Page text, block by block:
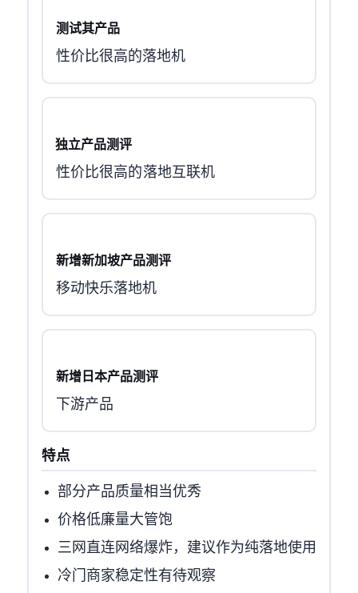
测试其TEX1产品
性价比很高的落地机
Taipei独立ip产品测评
性价比很高的TW落地互联机
新增新加坡产品测评
移动快乐落地机
新增日本产品测评
Skyline下游产品
特点
部分产品IP质量相当优秀
价格低廉量大管饱
三网直连网络爆炸，建议作为纯落地使用
冷门商家稳定性有待观察